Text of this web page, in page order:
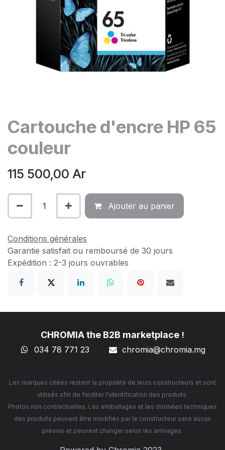
Cartouche d'encre HP 65
couleur
115 500,00 Ar
Ajouter au panier
Conditions générales
Garantie satisfait ou remboursé de 30 jours
Expédition : 2-3 jours ouvrables
CHROMIA the B2B marketplace !
034 78 771 23
chromia@chromia.mg
Les marques citées restent la propriété de leurs constructeurs et sont
utilisés afin de faciliter l'identification des produits.
Photos non contractuelles. Les emballages et les données techniques
des produits peuvent être modifiés par le constructeur sans aucun
préavis et peuvent changer selon les arrivages.